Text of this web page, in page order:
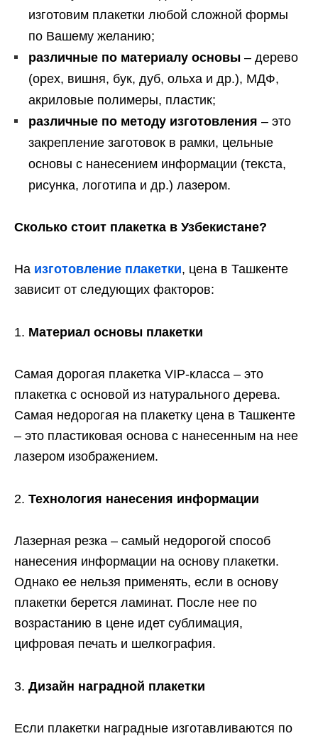
изготовим плакетки любой сложной формы
по Вашему желанию;
различные по материалу основы – дерево
(орех, вишня, бук, дуб, ольха и др.), МДФ,
акриловые полимеры, пластик;
различные по методу изготовления – это
закрепление заготовок в рамки, цельные
основы с нанесением информации (текста,
рисунка, логотипа и др.) лазером.
Сколько стоит плакетка в Узбекистане?
На изготовление плакетки, цена в Ташкенте
зависит от следующих факторов:
Материал основы плакетки
Самая дорогая плакетка VIP-класса – это
плакетка с основой из натурального дерева.
Самая недорогая на плакетку цена в Ташкенте
– это пластиковая основа с нанесенным на нее
лазером изображением.
Технология нанесения информации
Лазерная резка – самый недорогой способ
нанесения информации на основу плакетки.
Однако ее нельзя применять, если в основу
плакетки берется ламинат. После нее по
возрастанию в цене идет сублимация,
цифровая печать и шелкография.
Дизайн наградной плакетки
Если плакетки наградные изготавливаются по